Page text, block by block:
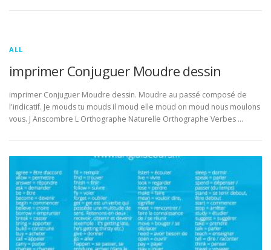
ALL
imprimer Conjuguer Moudre dessin
imprimer Conjuguer Moudre dessin. Moudre au passé composé de
l'indicatif. Je mouds tu mouds il moud elle moud on moud nous moulons
vous. J Anscombre L Orthographe Naturelle Orthographe Verbes …